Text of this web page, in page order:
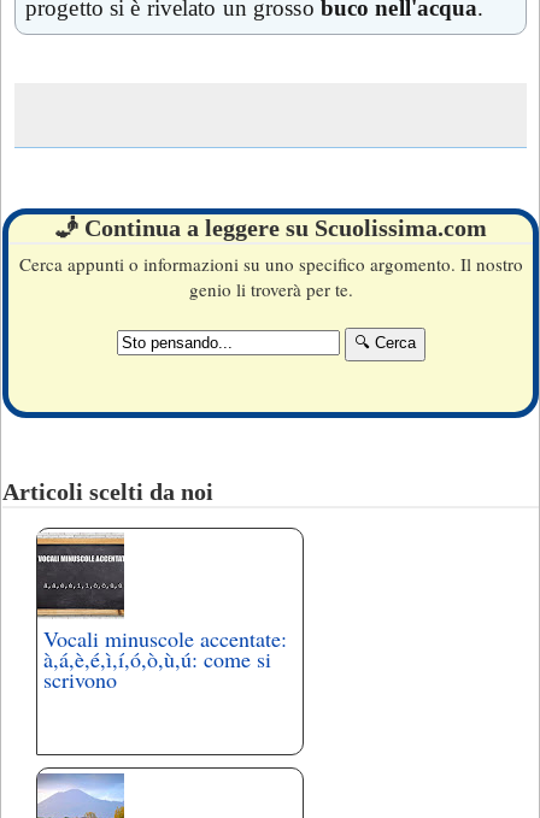
progetto si è rivelato un grosso buco nell'acqua.
🧞 Continua a leggere su Scuolissima.com
Cerca appunti o informazioni su uno specifico argomento. Il nostro
genio li troverà per te.
Articoli scelti da noi
Vocali minuscole accentate:
à,á,è,é,ì,í,ó,ò,ù,ú: come si
scrivono